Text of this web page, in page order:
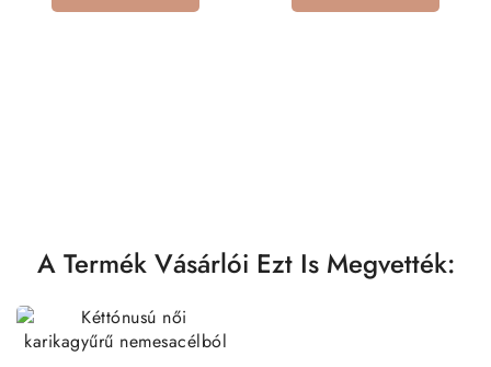
A Termék Vásárlói Ezt Is Megvették: